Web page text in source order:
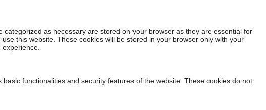
as necessary are stored on your browser as they are essential for
this website. These cookies will be stored in your browser only with your
functionalities and security features of the website. These cookies do not